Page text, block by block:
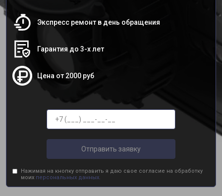
Экспресс ремонт в день обращения
Гарантия до 3-х лет
Цена от 2000 руб
Отправить заявку
Нажимая на кнопку отправить я даю свое согласие на обработку
моих персональных данных.